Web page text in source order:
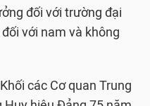
đối với trường đại
với nam và không
các Cơ quan Trung